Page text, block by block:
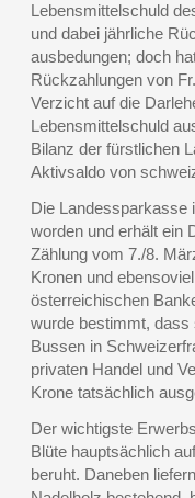
Lebensmittelschuld
und dabei jährliche
ausbedungen; doch
Rückzahlungen von
Verzicht auf die
Lebensmittelschuld
Bilanz der fürstlichen
Aktivsaldo von
Die Landessparkasse
worden und erhält ein
Zählung vom 7./8.
Kronen und
österreichischen
wurde bestimmt, dass
Bussen in
privaten Handel und
Krone tatsächlich
Der wichtigste
Blüte hauptsächlich
beruht. Daneben